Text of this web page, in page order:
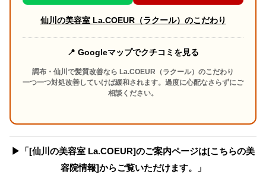
仙川の美容室 La.COEUR（ラクール）のこだわり
📍 Googleマップでクチコミを見る
調布・仙川で髪質改善なら La.COEUR（ラクール）のこだわり
一つ一つ対処改善していけば緩和されます。過度に心配なさらずにご
相談ください。
▶︎「[仙川の美容室 La.COEUR]のご案内ページは[こちらの美
容院情報]からご覧いただけます。」